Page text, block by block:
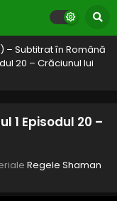
– Subtitrat în Română
20 – Crăciunul lui
1 Episodul 20 –
Regele Shaman
16 June, 2025
1 Episodul 29 –
1 Episodul 28 –
1 Episodul 27 –